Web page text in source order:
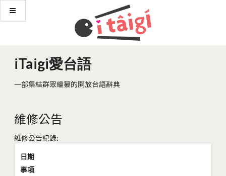
iTaigi愛台語
一部集結群眾編纂的開放台語辭典
維修公告
維修公告紀錄:
日期
事項